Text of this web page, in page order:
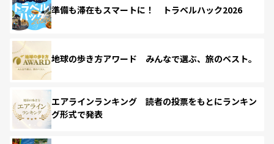
準備も滞在もスマートに！ トラベルハック2026
地球の歩き方アワード みんなで選ぶ、旅のベスト。
エアラインランキング 読者の投票をもとにランキン
グ形式で発表